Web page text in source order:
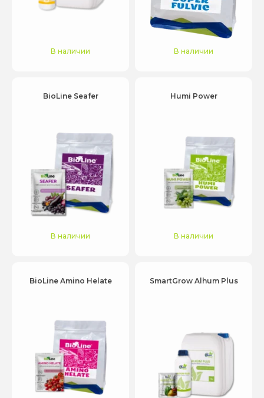
В наличии В наличии
BioLine Seafer
В наличии
Humi Power
В наличии
BioLine Amino Helate SmartGrow Alhum Plus